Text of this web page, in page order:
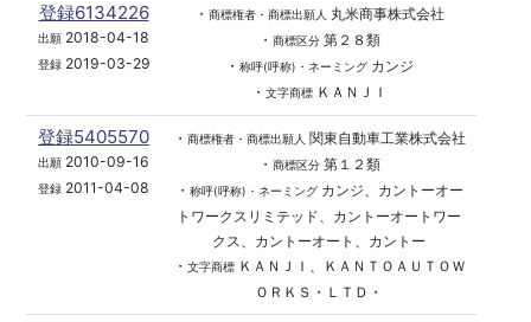
登録6134226
出願 2018-04-18
登録2019-03-29
・ 商標権者・商標出願人
丸米商事株式会社
・ 商標区分第２８類
・ 称呼(呼称)・ネーミングカンジ
・ 文字商標ＫＡＮＪＩ
登録5405570
出願 2010-09-16
登録 2011-04-08
・ 商標権者・商標出願人 関東自動車工業株式会社
・ 商標区分第１２類
・ 称呼(呼称)・ネーミングカンジ、カントーオー
トワークスリミテッド、カントーオートワー
クス、カントーオート、カントー
・ 文字商標ＫＡＮＪＩ、ＫＡＮＴＯＡＵＴＯＷ
ＯＲＫＳ・ＬＴＤ・